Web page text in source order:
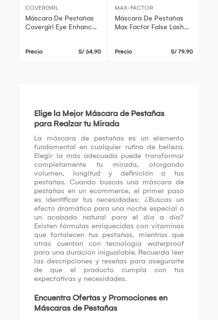
COVERGIRL
Máscara De Pestañas
Covergirl Eye Enhancer
Precio S/ 64.90
MAX-FACTOR
Máscara De Pestañas
Max Factor False Lash
Precio S/ 79.90
Elige la Mejor Máscara de Pestañas
para Realzar tu Mirada
La máscara de pestañas es un elemento
fundamental en cualquier rutina de belleza.
Elegir la más adecuada puede transformar
completamente tu mirada, otorgando
volumen, longitud y definición a tus
pestañas. Cuando buscas una máscara de
pestañas en un ecommerce, el primer paso
es identificar tus necesidades: ¿Buscas un
efecto dramático para una noche especial o
un acabado natural para el día a día?
Existen fórmulas enriquecidas con vitaminas
que fortalecen tus pestañas, mientras que
otras cuentan con tecnología waterproof
para una duración inigualable. Recuerda leer
las descripciones y reseñas para asegurarte
de que el producto cumpla con tus
expectativas y necesidades.
Encuentra Ofertas y Promociones en
Máscaras de Pestañas